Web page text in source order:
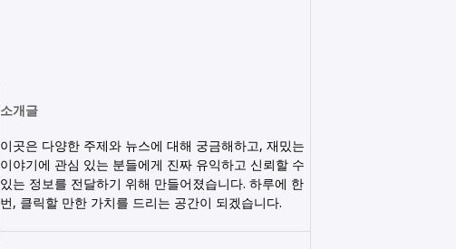
소개글
이곳은 다양한 주제와 뉴스에 대해 궁금해하고, 재밌는
이야기에 관심 있는 분들에게 진짜 유익하고 신뢰할 수
있는 정보를 전달하기 위해 만들어졌습니다. 하루에 한
번, 클릭할 만한 가치를 드리는 공간이 되겠습니다.